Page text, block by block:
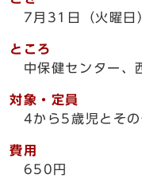
7月31日（火曜
ところ
中保健センター、
対象・定員
4から5歳児とそ
費用
650円